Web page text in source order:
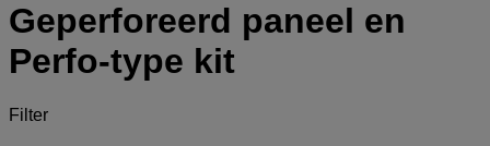
Geperforeerd paneel en
Perfo-type kit
Filter